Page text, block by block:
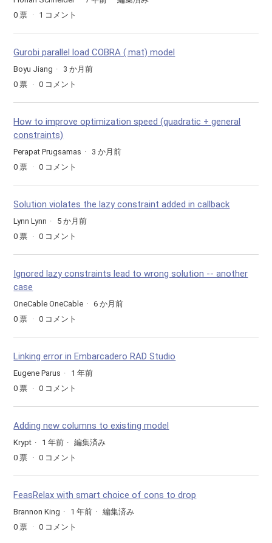
0 票 1 コメント
Gurobi parallel load COBRA (.mat) model
Boyu Jiang
3 か月前
0 票 0 コメント
How to improve optimization speed (quadratic + general
constraints)
Perapat Prugsamas
3 か月前
0 票 0 コメント
Solution violates the lazy constraint added in callback
Lynn Lynn
5 か月前
0 票 0 コメント
Ignored lazy constraints lead to wrong solution -- another
case
OneCable OneCable
6 か月前
0 票 0 コメント
Linking error in Embarcadero RAD Studio
Eugene Parus
1 年前
0 票 0 コメント
Adding new columns to existing model
Krypt 1 年前
編集済み
0 票 0 コメント
FeasRelax with smart choice of cons to drop
Brannon King 1 年前
編集済み
0 票 0 コメント